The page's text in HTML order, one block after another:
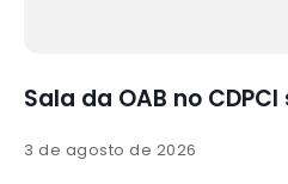
Sala da OAB no
3 de agosto de 2026